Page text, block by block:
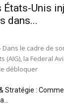
États-Unis
dans...
Dans le cadre de
(AIG), la Federal
débloquer
Stratégie :